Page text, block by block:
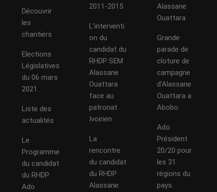
Découvrir
les
chantiers
Elections
Législatives
du 06 mars
2021.
Liste des
actualités
Le
Programme
du candidat
du RHDP
Ado
2011-2015
L’interventi
on du
candidat du
RHDP SEM
Alassane
Ouattara
face au
patronat
Ivoirien
La
rencontre
du candidat
du RHDP
Alassane
Alassane
Ouattara
Grande
parade de
cloture de
campagne
d’Alassane
Ouattara a
Abobo
Ado
Président
20/20 pour
les 31
régions du
pays.